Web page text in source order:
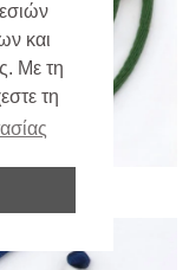
και
Με τη
τη